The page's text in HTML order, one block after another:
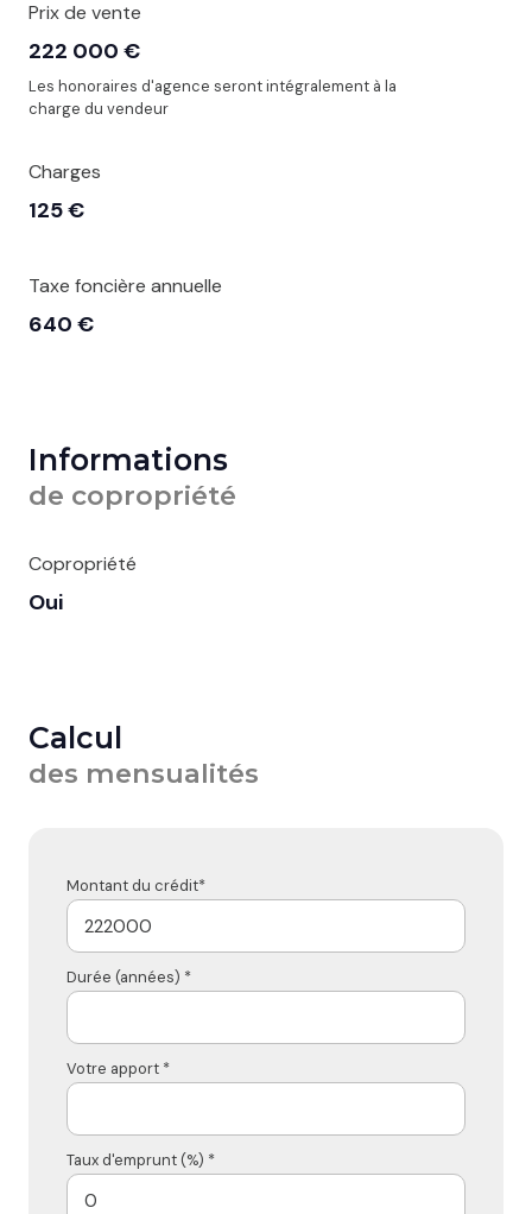
Prix de vente
222 000 €
Les honoraires d'agence seront intégralement à la
charge du vendeur
Charges
125 €
Taxe foncière annuelle
640 €
Informations
de copropriété
Copropriété
Oui
Calcul
des mensualités
Montant du crédit*
Durée (années) *
Votre apport *
Taux d'emprunt (%) *